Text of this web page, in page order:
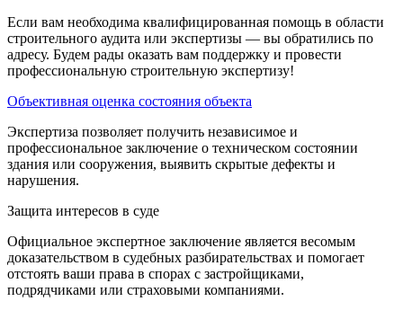
Если вам необходима квалифицированная помощь в области
строительного аудита или экспертизы — вы обратились по
адресу. Будем рады оказать вам поддержку и провести
профессиональную строительную экспертизу!
Объективная оценка состояния объекта
Экспертиза позволяет получить независимое и
профессиональное заключение о техническом состоянии
здания или сооружения, выявить скрытые дефекты и
нарушения.
Защита интересов в суде
Официальное экспертное заключение является весомым
доказательством в судебных разбирательствах и помогает
отстоять ваши права в спорах с застройщиками,
подрядчиками или страховыми компаниями.